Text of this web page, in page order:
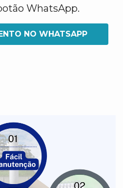
WhatsApp.
NO WHATSAPP